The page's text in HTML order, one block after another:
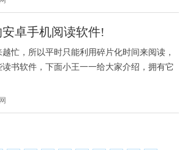
卓手机阅读软件!
忙，所以平时只能利用碎片化时间来阅读，
书软件，下面小王一一给大家介绍，拥有它